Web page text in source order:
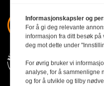
Informasjonskapsler og
For å gi deg relevante
informasjon fra ditt besøk på
deg mot dette under
For øvrig bruker vi
analyse, for å sammenligne
og for å utvikle og tilby